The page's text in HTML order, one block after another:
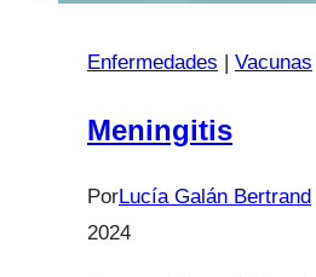
Enfermedades Vacunas
Meningitis
PorLucía Galán Bertrand
2024